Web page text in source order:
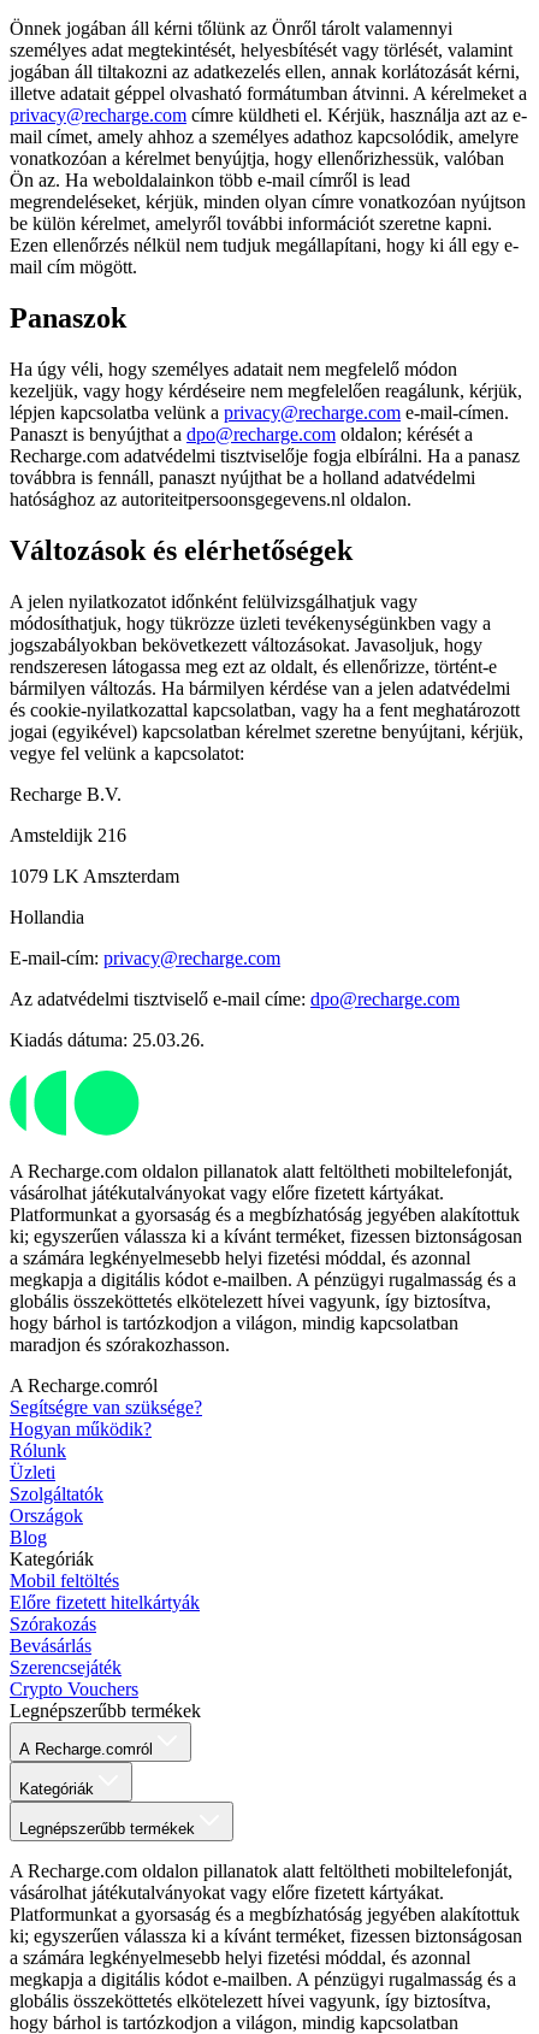
Önnek jogában áll kérni tőlünk az Önről tárolt valamennyi
személyes adat megtekintését, helyesbítését vagy törlését, valamint
jogában áll tiltakozni az adatkezelés ellen, annak korlátozását kérni,
illetve adatait géppel olvasható formátumban átvinni. A kérelmeket a
privacy@recharge.com címre küldheti el. Kérjük, használja azt az e-
mail címet, amely ahhoz a személyes adathoz kapcsolódik, amelyre
vonatkozóan a kérelmet benyújtja, hogy ellenőrizhessük, valóban
Ön az. Ha weboldalainkon több e-mail címről is lead
megrendeléseket, kérjük, minden olyan címre vonatkozóan nyújtson
be külön kérelmet, amelyről további információt szeretne kapni.
Ezen ellenőrzés nélkül nem tudjuk megállapítani, hogy ki áll egy e-
mail cím mögött.
Panaszok
Ha úgy véli, hogy személyes adatait nem megfelelő módon
kezeljük, vagy hogy kérdéseire nem megfelelően reagálunk, kérjük,
lépjen kapcsolatba velünk a privacy@recharge.com e-mail-címen.
Panaszt is benyújthat a dpo@recharge.com oldalon; kérését a
Recharge.com adatvédelmi tisztviselője fogja elbírálni. Ha a panasz
továbbra is fennáll, panaszt nyújthat be a holland adatvédelmi
hatósághoz az autoriteitpersoonsgegevens.nl oldalon.
Változások és elérhetőségek
A jelen nyilatkozatot időnként felülvizsgálhatjuk vagy
módosíthatjuk, hogy tükrözze üzleti tevékenységünkben vagy a
jogszabályokban bekövetkezett változásokat. Javasoljuk, hogy
rendszeresen látogassa meg ezt az oldalt, és ellenőrizze, történt-e
bármilyen változás. Ha bármilyen kérdése van a jelen adatvédelmi
és cookie-nyilatkozattal kapcsolatban, vagy ha a fent meghatározott
jogai (egyikével) kapcsolatban kérelmet szeretne benyújtani, kérjük,
vegye fel velünk a kapcsolatot:
Recharge B.V.
Amsteldijk 216
1079 LK Amszterdam
Hollandia
E-mail-cím: privacy@recharge.com
Az adatvédelmi tisztviselő e-mail címe: dpo@recharge.com
Kiadás dátuma: 25.03.26.
A Recharge.com oldalon pillanatok alatt feltöltheti mobiltelefonját,
vásárolhat játékutalványokat vagy előre fizetett kártyákat.
Platformunkat a gyorsaság és a megbízhatóság jegyében alakítottuk
ki; egyszerűen válassza ki a kívánt terméket, fizessen biztonságosan
a számára legkényelmesebb helyi fizetési móddal, és azonnal
megkapja a digitális kódot e-mailben. A pénzügyi rugalmasság és a
globális összeköttetés elkötelezett hívei vagyunk, így biztosítva,
hogy bárhol is tartózkodjon a világon, mindig kapcsolatban
maradjon és szórakozhasson.
A Recharge.comról
Segítségre van szüksége?
Hogyan működik?
Rólunk
Üzleti
Szolgáltatók
Országok
Blog
Kategóriák
Mobil feltöltés
Előre fizetett hitelkártyák
Szórakozás
Bevásárlás
Szerencsejáték
Crypto Vouchers
Legnépszerűbb termékek
A Recharge.comról
Kategóriák
Legnépszerűbb termékek
A Recharge.com oldalon pillanatok alatt feltöltheti mobiltelefonját,
vásárolhat játékutalványokat vagy előre fizetett kártyákat.
Platformunkat a gyorsaság és a megbízhatóság jegyében alakítottuk
ki; egyszerűen válassza ki a kívánt terméket, fizessen biztonságosan
a számára legkényelmesebb helyi fizetési móddal, és azonnal
megkapja a digitális kódot e-mailben. A pénzügyi rugalmasság és a
globális összeköttetés elkötelezett hívei vagyunk, így biztosítva,
hogy bárhol is tartózkodjon a világon, mindig kapcsolatban